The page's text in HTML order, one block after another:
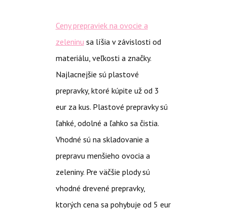
Ceny prepraviek na ovocie a
zeleninu sa líšia v závislosti od
materiálu, veľkosti a značky.
Najlacnejšie sú plastové
prepravky, ktoré kúpite už od 3
eur za kus. Plastové prepravky sú
ľahké, odolné a ľahko sa čistia.
Vhodné sú na skladovanie a
prepravu menšieho ovocia a
zeleniny. Pre väčšie plody sú
vhodné drevené prepravky,
ktorých cena sa pohybuje od 5 eur